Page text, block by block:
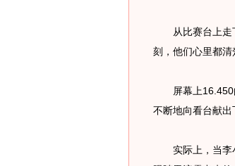
从比赛台上走下
刻，他们心里都清
屏幕上16.450的
不断地向看台献出
实际上，当李小